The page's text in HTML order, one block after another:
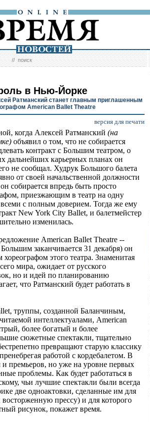
//поиск
в Нью-Йорке
Ратманский станет главным приглашенным
American Ballet Theatre
версия для печати
когда Алексей Ратманский (на
объявил о том, что не собирается
контракт с Большим театром, о
дальнейших карьерных планах он
не сообщал. Худрук Большого балета
от своей начальственной должности
собирается впредь быть просто
приезжающим в театр на одну
с полным доверием. Тогда же ему
New York City Ballet, и балетмейстер
изменилась.
American Ballet Theatre --
заканчивается 31 декабря) он
этого театра. Знаменитая
мира, ожидает от русского
но и идей по планированию
что Ратманский будет работать в
труппы, созданной Баланчиным,
интеллектуалами, American
более богатый и более
сюжетные спектакли, тщательно
превращают старую классику
работой с кордебалетом. В
премьеров, но уже на уровне первых
проблемы. Как будет работаться в
чьи лучшие спектакли были всегда
две одноактовки, сделанные им для
прессу) и для которого
рисунок, покажет время.